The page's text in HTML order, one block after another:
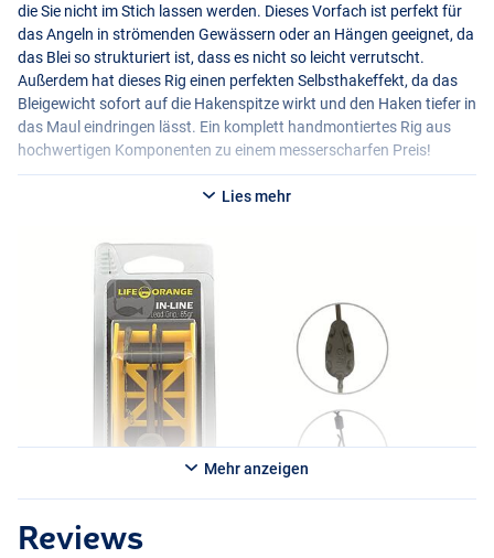
die Sie nicht im Stich lassen werden. Dieses Vorfach ist perfekt für
das Angeln in strömenden Gewässern oder an Hängen geeignet, da
das Blei so strukturiert ist, dass es nicht so leicht verrutscht.
Außerdem hat dieses Rig einen perfekten Selbsthakeffekt, da das
Bleigewicht sofort auf die Hakenspitze wirkt und den Haken tiefer in
das Maul eindringen lässt. Ein komplett handmontiertes Rig aus
hochwertigen Komponenten zu einem messerscharfen Preis!
Lies mehr
Mehr anzeigen
Reviews